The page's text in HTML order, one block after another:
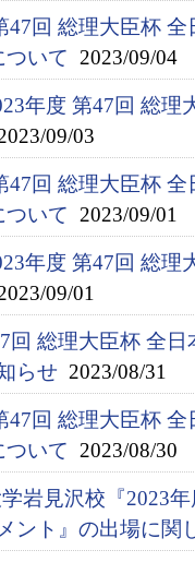
47回 総理大臣杯
ついて 2023/09/04
年度 第47回 総
09/03
47回 総理大臣杯
ついて 2023/09/01
年度 第47回 総
09/01
回 総理大臣杯 全
らせ 2023/08/31
47回 総理大臣杯
ついて 2023/08/30
岩見沢校『2023
ント』の出場に関